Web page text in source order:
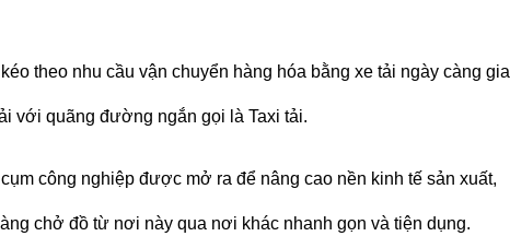
theo nhu cầu vận chuyển hàng hóa bằng xe tải ngày càng gia
với quãng đường ngắn gọi là Taxi tải.
công nghiệp được mở ra để nâng cao nền kinh tế sản xuất,
chở đồ từ nơi này qua nơi khác nhanh gọn và tiện dụng.